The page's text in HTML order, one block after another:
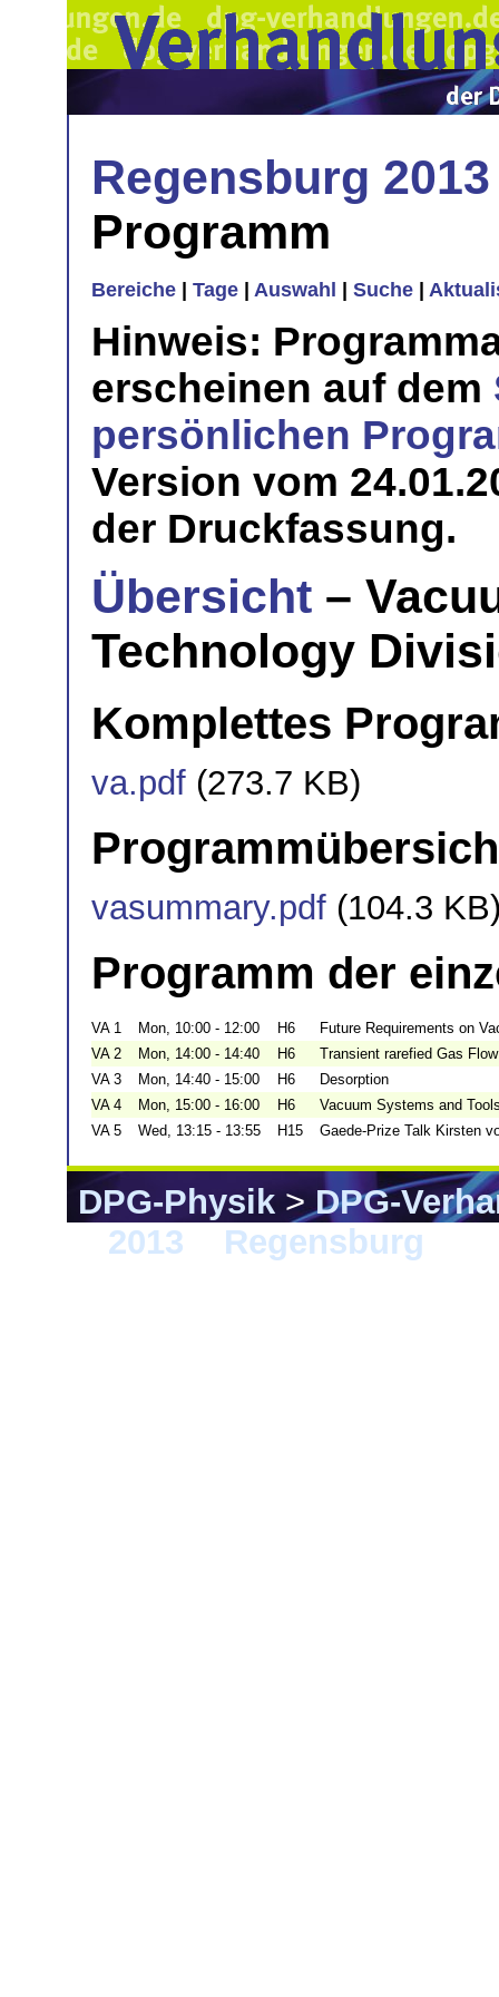
Regensburg 2013
Programm
Bereiche Tage Auswahl Suche
Hinweis:
erscheinen auf dem
persönlichen
Version vom
der Druckfassung.
Übersicht –
Technology
Komplettes
va.pdf (273.7 KB)
vasummary.pdf (104.3
Programm der
VA 1 Mon, 10:00 - 12:00 H6
Future Requirements on
VA 2
Mon, 14:00 - 14:40 H6
Transient rarefied Gas
VA 3
Mon, 14:40 - 15:00 H6
Desorption
VA 4
Mon, 15:00 - 16:00 H6
Vacuum Systems and
VA 5
Wed, 13:15 - 13:55 H15 Gaede-Prize Talk Kirsten
DPG-Physik>DPG-
2013 Regensburg